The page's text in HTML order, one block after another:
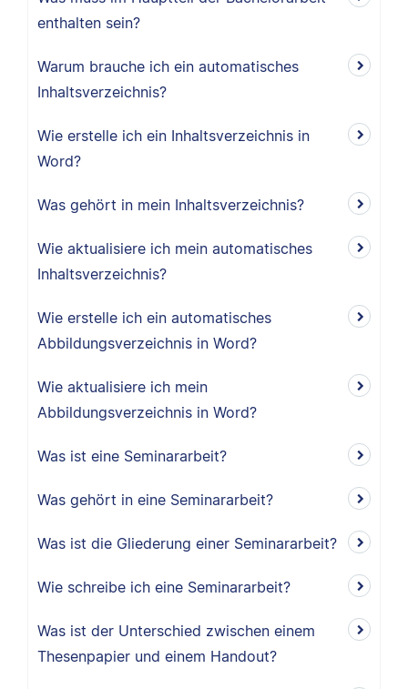
enthalten sein?
Warum brauche ich ein automatisches
Inhaltsverzeichnis?
Wie erstelle ich ein Inhaltsverzeichnis in
Word?
Was gehört in mein Inhaltsverzeichnis?
Wie aktualisiere ich mein automatisches
Inhaltsverzeichnis?
Wie erstelle ich ein automatisches
Abbildungsverzeichnis in Word?
Wie aktualisiere ich mein
Abbildungsverzeichnis in Word?
Was ist eine Seminararbeit?
Was gehört in eine Seminararbeit?
Was ist die Gliederung einer Seminararbeit?
Wie schreibe ich eine Seminararbeit?
Was ist der Unterschied zwischen einem
Thesenpapier und einem Handout?